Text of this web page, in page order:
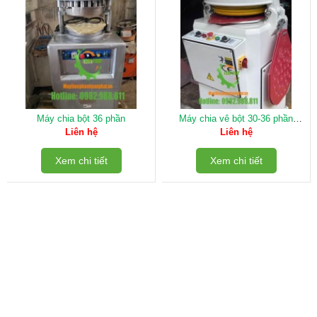
Máy chia bột 36 phần
Liên hệ
Xem chi tiết
Máy chia vê bột 30-36 phần
Chanmag
Liên hệ
Xem chi tiết